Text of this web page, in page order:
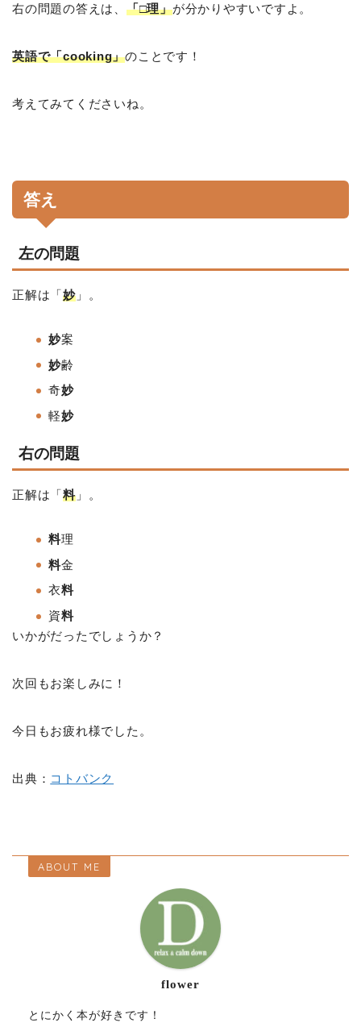
右の問題の答えは、 「□理」が分かりやすいですよ。
英語で「cooking」のことです！
考えてみてくださいね。
答え
左の問題
正解は「妙」。
妙案
妙齢
奇妙
軽妙
右の問題
正解は「料」。
料理
料金
衣料
資料
いかがだったでしょうか？
次回もお楽しみに！
今日もお疲れ様でした。
出典： コトバンク
ABOUT ME
flower
とにかく本が好きです！